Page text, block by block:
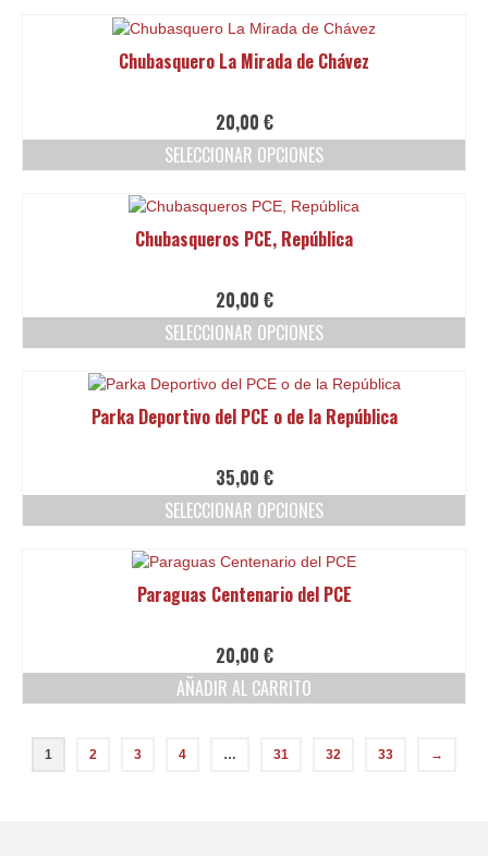
elegir
la
producto
Chubasquero La Mirada de Chávez
20,00 €
SELECCIONAR OPCIONES
producto
múltiples
Las
opciones
se
pueden
elegir
la
producto
Chubasqueros PCE, República
20,00 €
SELECCIONAR OPCIONES
producto
múltiples
Las
opciones
se
elegir
la
producto
Parka Deportivo del PCE o de la República
35,00 €
SELECCIONAR OPCIONES
producto
múltiples
Las
opciones
se
Paraguas Centenario del PCE
20,00 €
AÑADIR AL CARRITO
1 2 3 4 … 31 32 33 →